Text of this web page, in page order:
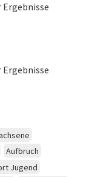
Aufbruch
Jugend